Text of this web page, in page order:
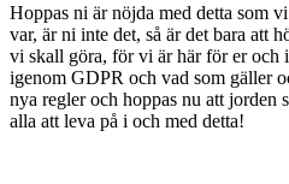
Hoppas ni är nöjda med detta som
var, är ni inte det, så är det bara att
vi skall göra, för vi är här för er och
igenom GDPR och vad som gäller
nya regler och hoppas nu att jorden
alla att leva på i och med detta!